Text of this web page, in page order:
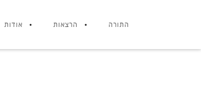
התורה הרצאות אודות